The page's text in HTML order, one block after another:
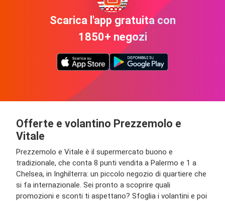
Scarica l'app gratuita con
1850+ negozi
Offerte e volantino Prezzemolo e
Vitale
Prezzemolo e Vitale è il supermercato buono e
tradizionale, che conta 8 punti vendita a Palermo e 1 a
Chelsea, in Inghilterra: un piccolo negozio di quartiere che
si fa internazionale. Sei pronto a scoprire quali
promozioni e sconti ti aspettano? Sfoglia i volantini e poi